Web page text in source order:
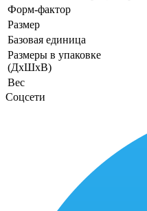
Форм-фактор
Размер
Базовая единица
Размеры в упаковке
(ДхШхВ)
Вес
Соцсети